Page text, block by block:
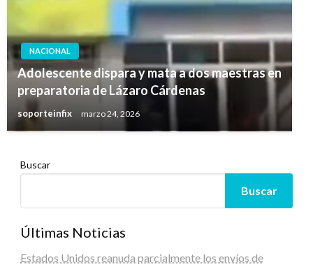
NACIONAL
Adolescente dispara y mata a dos maestras en
preparatoria de Lázaro Cárdenas
soporteinfix marzo 24, 2026
Buscar
Buscar
Últimas Noticias
Estados Unidos reanuda parcialmente los envíos de